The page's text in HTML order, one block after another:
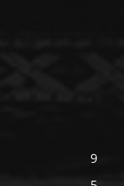
9